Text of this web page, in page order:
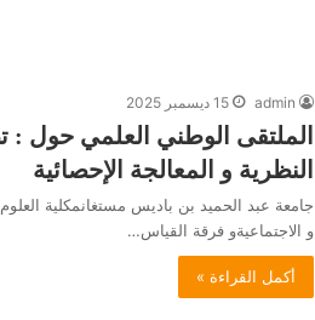
admin 15 ديسمبر 2025
الملتقى الوطني العلمي حول :
النظرية و المعالجة الإحصائية
جامعة عبد الحميد بن باديس مستغانمكلية
و الاجتماعيةو فرقة القياس…
أكمل القراءة »